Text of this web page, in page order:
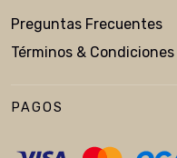
Preguntas Frecuentes
Términos & Condiciones
PAGOS